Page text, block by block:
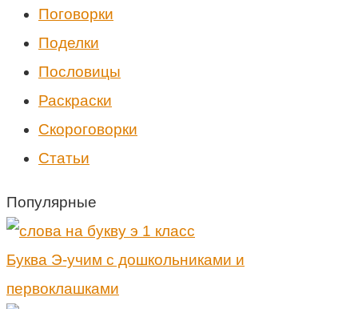
Поговорки
Поделки
Пословицы
Раскраски
Скороговорки
Статьи
Популярные
Буква Э-учим с дошкольниками и
первоклашками